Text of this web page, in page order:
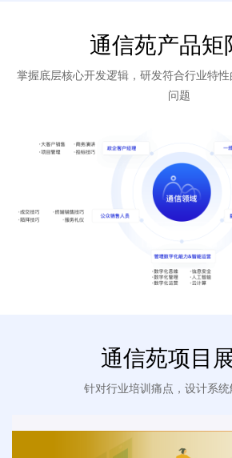
通信苑产品矩
掌握底层核心开发逻辑，研发符合行业特
问题
通信苑项目
针对行业培训痛点，设计系统